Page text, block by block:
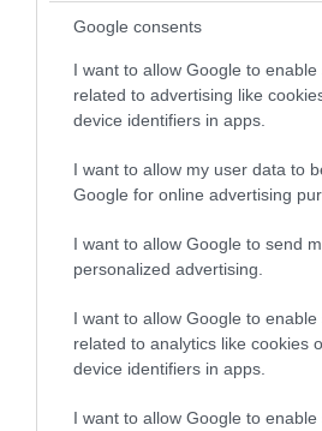
Google consents
I want to allow Google to enable
related to advertising like
device identifiers in apps.
I want to allow my user data to
Google for online advertising
I want to allow Google to send
personalized advertising.
I want to allow Google to enable
related to analytics like cookies
device identifiers in apps.
I want to allow Google to enable